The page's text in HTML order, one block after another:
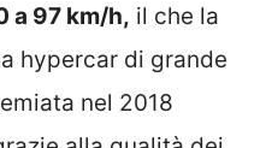
a 97 km/h, il che la
hypercar di grande
nel 2018